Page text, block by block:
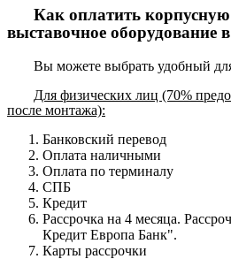
Как оплатить
выставочное оборудование
Вы можете выбрать удобный
Для физических лиц (70%
после монтажа):
Банковский перевод
Оплата наличными
Оплата по терминалу
СПБ
Кредит
Рассрочка на 4 месяца.
Кредит Европа Банк".
Карты рассрочки